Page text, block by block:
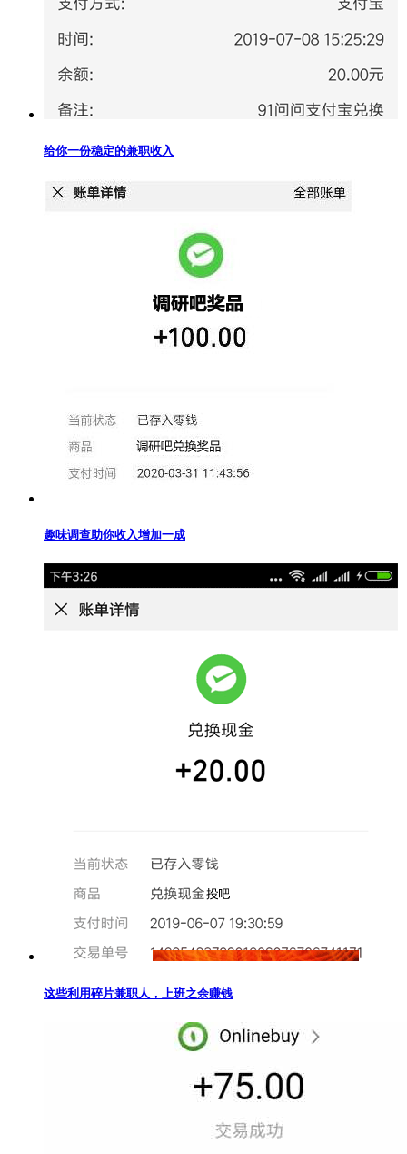
给你一份稳定的兼职收入
趣味调查助你收入增加一成
这些利用碎片兼职人，上班之余赚钱